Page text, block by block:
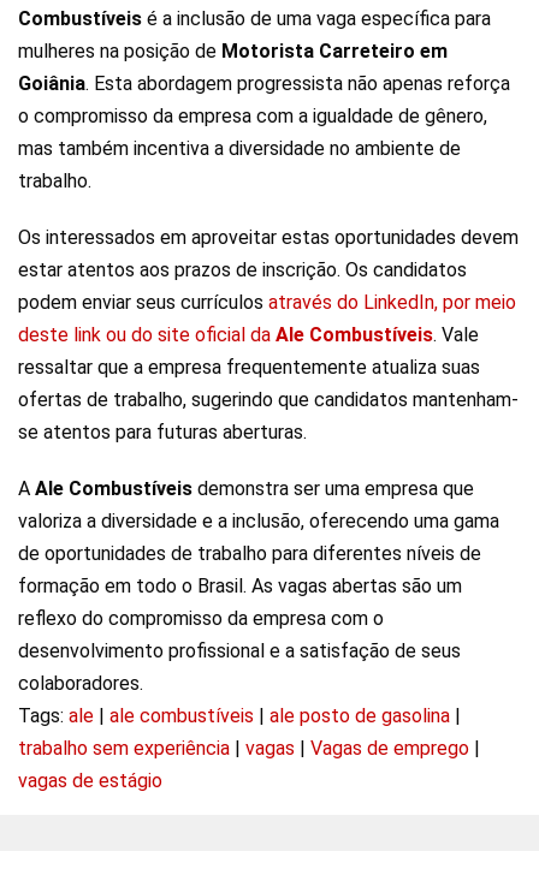
Combustíveis é a inclusão de uma vaga específica para
mulheres na posição de Motorista Carreteiro em
Goiânia. Esta abordagem progressista não apenas reforça
o compromisso da empresa com a igualdade de gênero,
mas também incentiva a diversidade no ambiente de
trabalho.
Os interessados em aproveitar estas oportunidades devem
estar atentos aos prazos de inscrição. Os candidatos
podem enviar seus currículos através do LinkedIn, por meio
deste link ou do site oficial da Ale Combustíveis. Vale
ressaltar que a empresa frequentemente atualiza suas
ofertas de trabalho, sugerindo que candidatos mantenham-
se atentos para futuras aberturas.
A Ale Combustíveis demonstra ser uma empresa que
valoriza a diversidade e a inclusão, oferecendo uma gama
de oportunidades de trabalho para diferentes níveis de
formação em todo o Brasil. As vagas abertas são um
reflexo do compromisso da empresa com o
desenvolvimento profissional e a satisfação de seus
colaboradores.
Tags: ale ale combustíveis ale posto de gasolina
trabalho sem experiência
vagas Vagas de emprego
vagas de estágio